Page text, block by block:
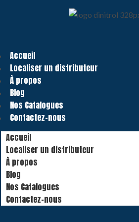
Accueil
Localiser un distributeur
À propos
Blog
Nos Catalogues
Contactez-nous
Accueil
Localiser un distributeur
À propos
Blog
Nos Catalogues
Contactez-nous